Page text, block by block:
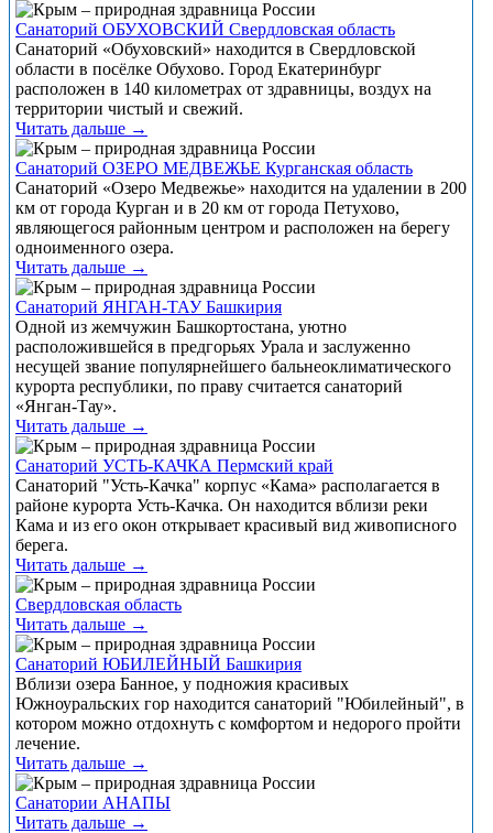
Санаторий ОБУХОВСКИЙ Свердловская область
Санаторий «Обуховский» находится в Свердловской
области в посёлке Обухово. Город Екатеринбург
расположен в 140 километрах от здравницы, воздух на
территории чистый и свежий.
Читать дальше →
Санаторий ОЗЕРО МЕДВЕЖЬЕ Курганская область
Санаторий «Озеро Медвежье» находится на удалении в 200
км от города Курган и в 20 км от города Петухово,
являющегося районным центром и расположен на берегу
одноименного озера.
Читать дальше →
Санаторий ЯНГАН-ТАУ Башкирия
Одной из жемчужин Башкортостана, уютно
расположившейся в предгорьях Урала и заслуженно
несущей звание популярнейшего бальнеоклиматического
курорта республики, по праву считается санаторий
«Янган-Тау».
Читать дальше →
Санаторий УСТЬ-КАЧКА Пермский край
Санаторий "Усть-Качка" корпус «Кама» располагается в
районе курорта Усть-Качка. Он находится вблизи реки
Кама и из его окон открывает красивый вид живописного
берега.
Читать дальше →
Свердловская область
Читать дальше →
Санаторий ЮБИЛЕЙНЫЙ Башкирия
Вблизи озера Банное, у подножия красивых
Южноуральских гор находится санаторий "Юбилейный", в
котором можно отдохнуть с комфортом и недорого пройти
лечение.
Читать дальше →
Санатории АНАПЫ
Читать дальше →